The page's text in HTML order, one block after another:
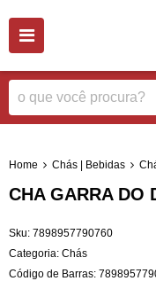
Home Chás | Bebidas
CHA GARRA DO
Sku: 7898957790760
Categoria: Chás
Código de Barras: